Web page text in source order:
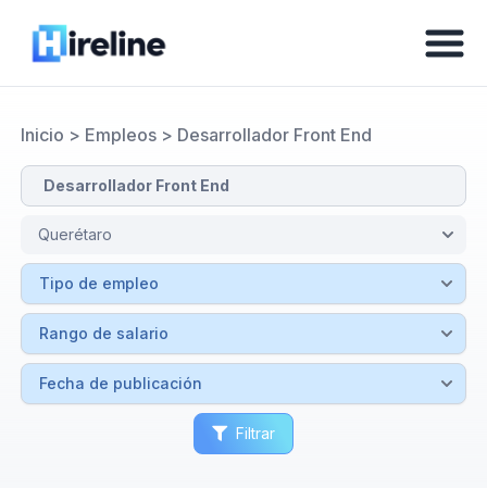
Inicio > Empleos> Desarrollador Front End
Filtrar